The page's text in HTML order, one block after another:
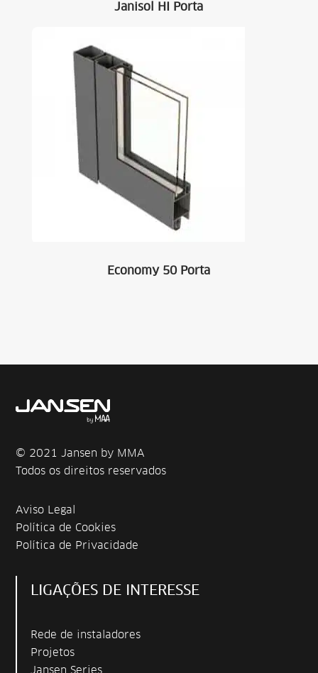
Janisol HI Porta
Economy 50 Porta
© 2021 Jansen by MMA
Todos os direitos reservados
Aviso Legal
Política de Cookies
Política de Privacidade
LIGAÇÕES DE INTERESSE
Rede de instaladores
Projetos
Jansen Series